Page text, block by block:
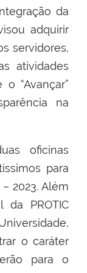
da
adquirir
servidores,
atividades
“Avançar”
na
oficinas
para
2023. Além
PROTIC
o caráter
para o